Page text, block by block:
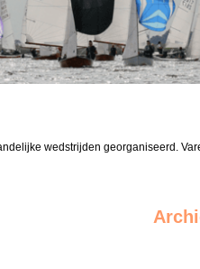
wedstrijden georganiseerd.